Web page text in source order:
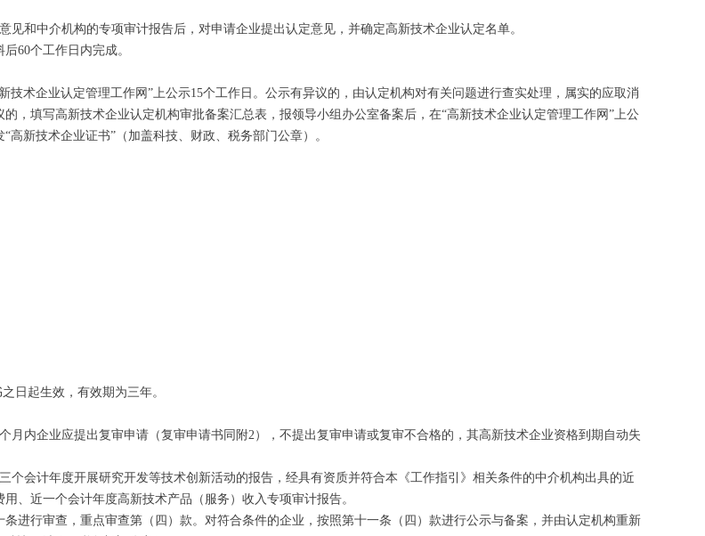
见和中介机构的专项审计报告后，对申请企业提出认定意见，并确定高新技术企业认定名单。
60个工作日内完成。
技术企业认定管理工作网”上公示15个工作日。公示有异议的，由认定机构对有关问题进行查实处理，属实的应取消
，填写高新技术企业认定机构审批备案汇总表，报领导小组办公室备案后，在“高新技术企业认定管理工作网”上公
高新技术企业证书”（加盖科技、财政、税务部门公章）。
日起生效，有效期为三年。
月内企业应提出复审申请（复审申请书同附2），不提出复审申请或复审不合格的，其高新技术企业资格到期自动失
个会计年度开展研究开发等技术创新活动的报告，经具有资质并符合本《工作指引》相关条件的中介机构出具的近
、近一个会计年度高新技术产品（服务）收入专项审计报告。
进行审查，重点审查第（四）款。对符合条件的企业，按照第十一条（四）款进行公示与备案，并由认定机构重新